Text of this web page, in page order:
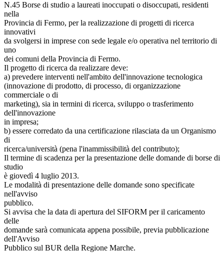
N.45 Borse di studio a laureati inoccupati o disoccupati, residenti
nella
Provincia di Fermo, per la realizzazione di progetti di ricerca
innovativi
da svolgersi in imprese con sede legale e/o operativa nel territorio di
uno
dei comuni della Provincia di Fermo.
Il progetto di ricerca da realizzare deve:
a) prevedere interventi nell'ambito dell'innovazione tecnologica
(innovazione di prodotto, di processo, di organizzazione
commerciale o di
marketing), sia in termini di ricerca, sviluppo o trasferimento
dell'innovazione
in impresa;
b) essere corredato da una certificazione rilasciata da un Organismo
di
ricerca/università (pena l'inammissibilità del contributo);
Il termine di scadenza per la presentazione delle domande di borse di
studio
è giovedì 4 luglio 2013.
Le modalità di presentazione delle domande sono specificate
nell'avviso
pubblico.
Si avvisa che la data di apertura del SIFORM per il caricamento
delle
domande sarà comunicata appena possibile, previa pubblicazione
dell'Avviso
Pubblico sul BUR della Regione Marche.